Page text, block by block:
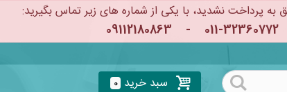
به پرداخت نشدید، با یکی از شماره های زیر تماس بگیرید:
011-32360772
-
09112180863
0 سبد خرید